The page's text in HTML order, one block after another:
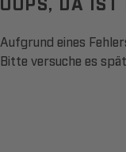
Aufgrund eines
Bitte versuche es